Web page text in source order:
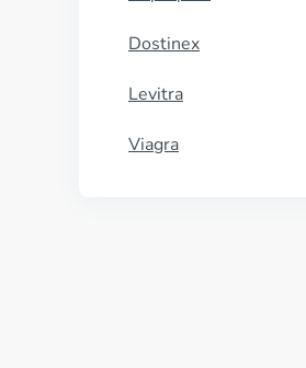
Dostinex
Levitra
Viagra